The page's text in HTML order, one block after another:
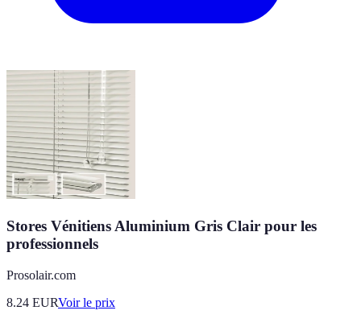
Stores Vénitiens Aluminium Gris Clair pour les
professionnels
Prosolair.com
8.24 EURVoir le prix